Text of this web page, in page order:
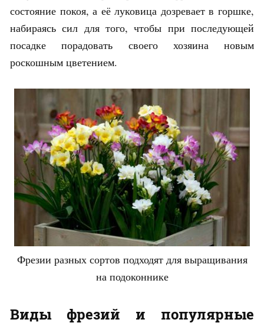
состояние покоя, а её луковица дозревает в горшке,
набираясь сил для того, чтобы при последующей
посадке порадовать своего хозяина новым
роскошным цветением.
Фрезии разных сортов подходят для выращивания
на подоконнике
Виды фрезий и популярные